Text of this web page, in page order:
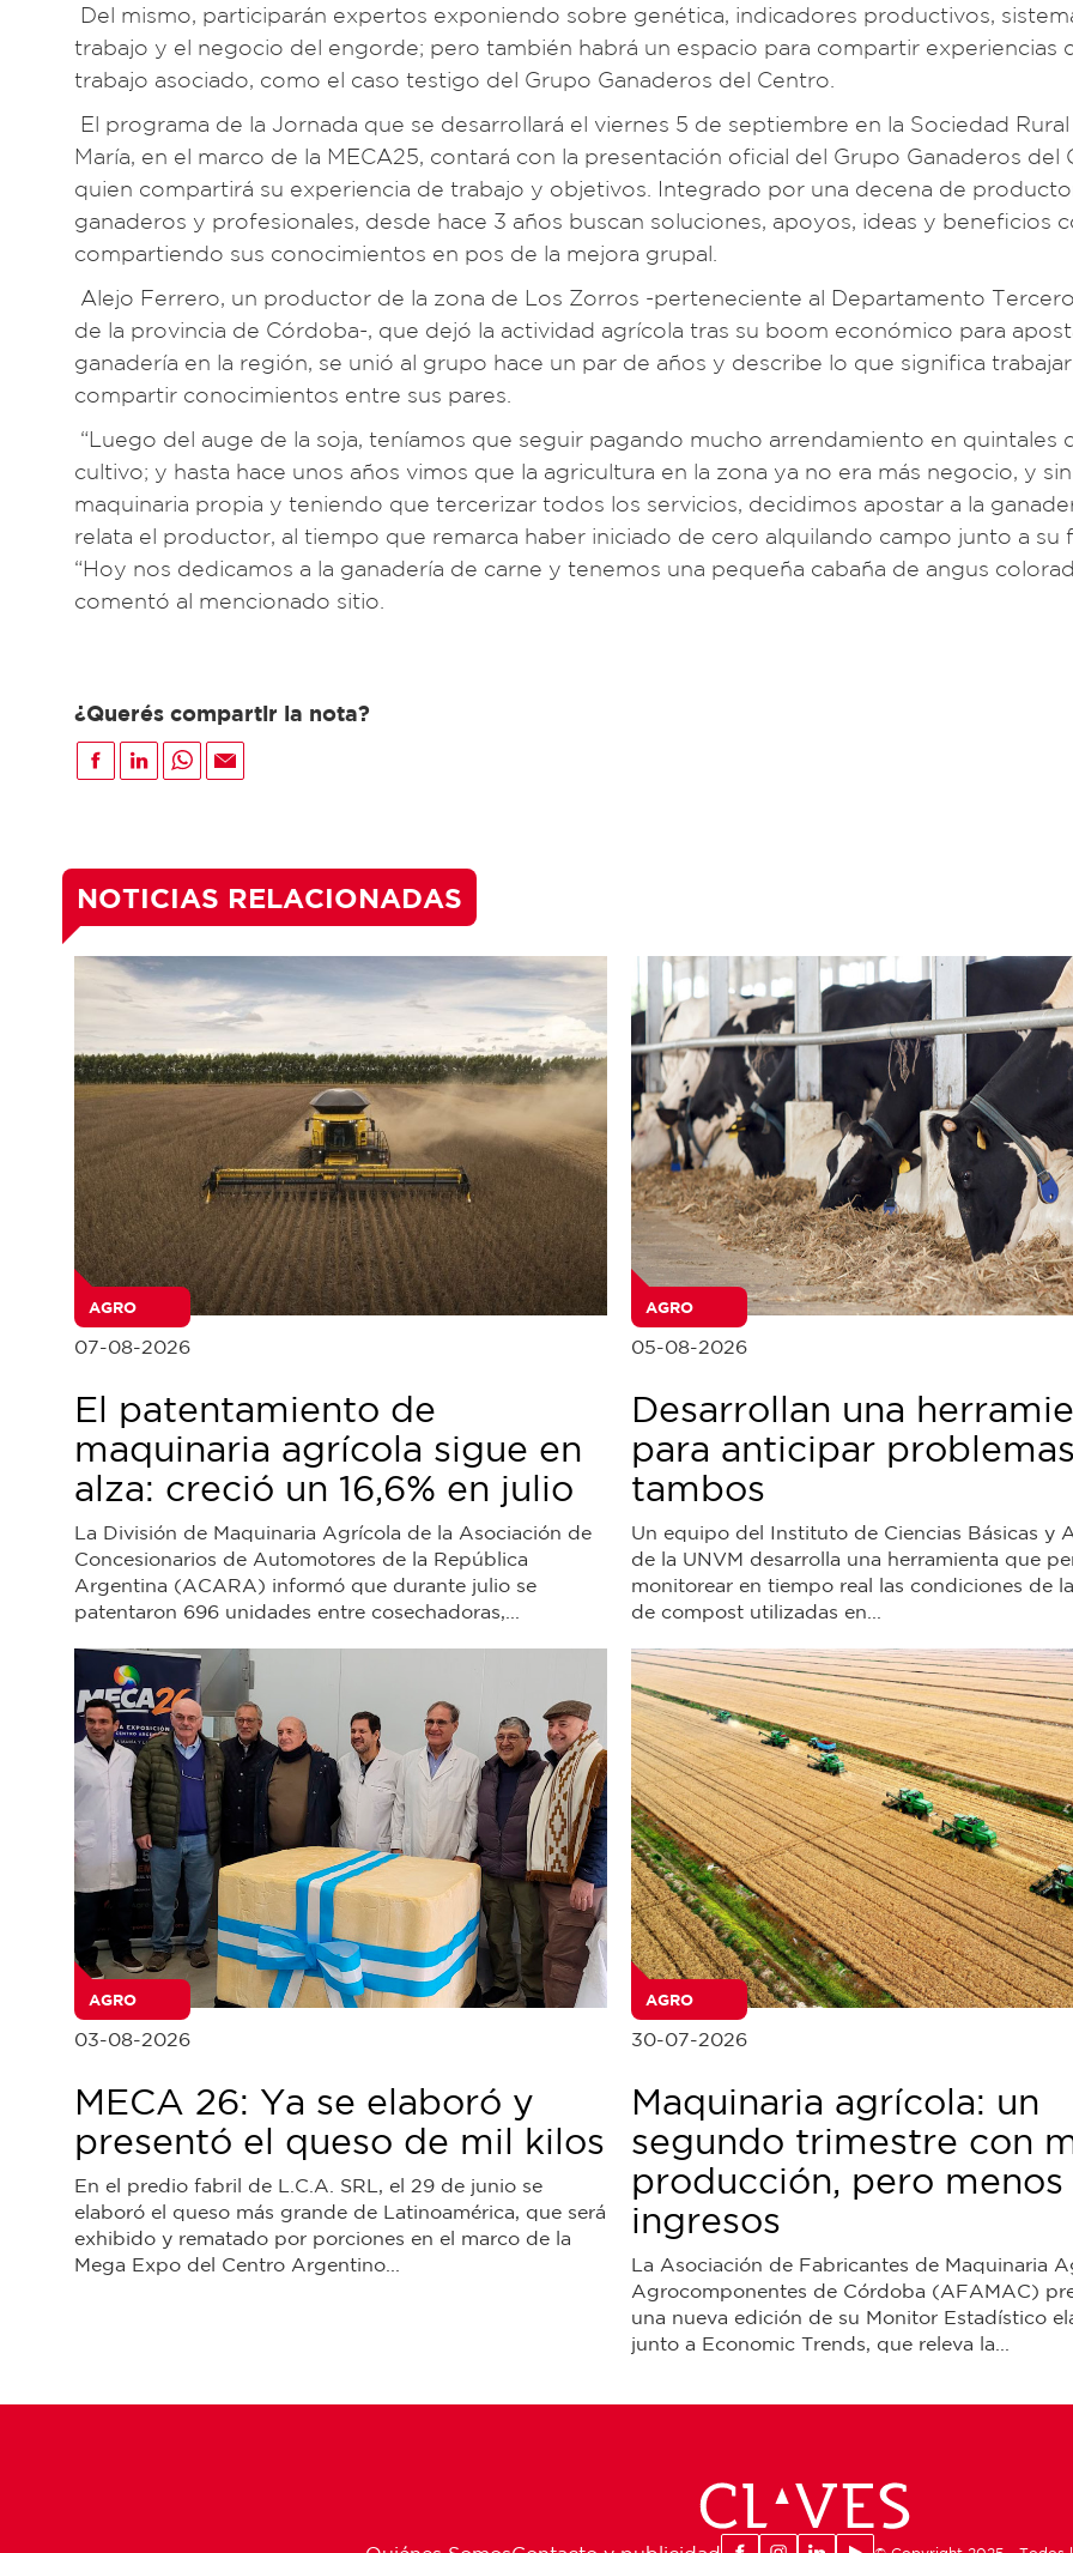
Del mismo, participarán expertos exponiendo sobre genética, indicadores productivos,
trabajo y el negocio del engorde; pero también habrá un espacio para compartir experiencias
trabajo asociado, como el caso testigo del Grupo Ganaderos del Centro.
El programa de la Jornada que se desarrollará el viernes 5 de septiembre en la Sociedad
María, en el marco de la MECA25, contará con la presentación oficial del Grupo Ganaderos del
quien compartirá su experiencia de trabajo y objetivos. Integrado por una decena de
ganaderos y profesionales, desde hace 3 años buscan soluciones, apoyos, ideas y beneficios
compartiendo sus conocimientos en pos de la mejora grupal.
Alejo Ferrero, un productor de la zona de Los Zorros -perteneciente al Departamento
de la provincia de Córdoba-, que dejó la actividad agrícola tras su boom económico para
ganadería en la región, se unió al grupo hace un par de años y describe lo que significa
compartir conocimientos entre sus pares.
“Luego del auge de la soja, teníamos que seguir pagando mucho arrendamiento en quintales
cultivo; y hasta hace unos años vimos que la agricultura en la zona ya no era más negocio, y
maquinaria propia y teniendo que tercerizar todos los servicios, decidimos apostar a la
relata el productor, al tiempo que remarca haber iniciado de cero alquilando campo junto a su
“Hoy nos dedicamos a la ganadería de carne y tenemos una pequeña cabaña de angus
comentó al mencionado sitio.
¿Querés compartir la nota?
NOTICIAS RELACIONADAS
AGRO
07-08-2026
El patentamiento de
maquinaria agrícola sigue en
alza: creció un 16,6% en julio
La División de Maquinaria Agrícola de la Asociación de
Concesionarios de Automotores de la República
Argentina (ACARA) informó que durante julio se
patentaron 696 unidades entre cosechadoras,...
AGRO
05-08-2026
Desarrollan una
para anticipar
tambos
Un equipo del Instituto de Ciencias Básicas y
de la UNVM desarrolla una herramienta que
monitorear en tiempo real las condiciones de
de compost utilizadas en...
AGRO
03-08-2026
MECA 26: Ya se elaboró y
presentó el queso de mil kilos
En el predio fabril de L.C.A. SRL, el 29 de junio se
elaboró el queso más grande de Latinoamérica, que será
exhibido y rematado por porciones en el marco de la
Mega Expo del Centro Argentino...
AGRO
30-07-2026
Maquinaria agrícola: un
segundo trimestre con
producción, pero menos
ingresos
La Asociación de Fabricantes de Maquinaria
Agrocomponentes de Córdoba (AFAMAC)
una nueva edición de su Monitor Estadístico
junto a Economic Trends, que releva la...